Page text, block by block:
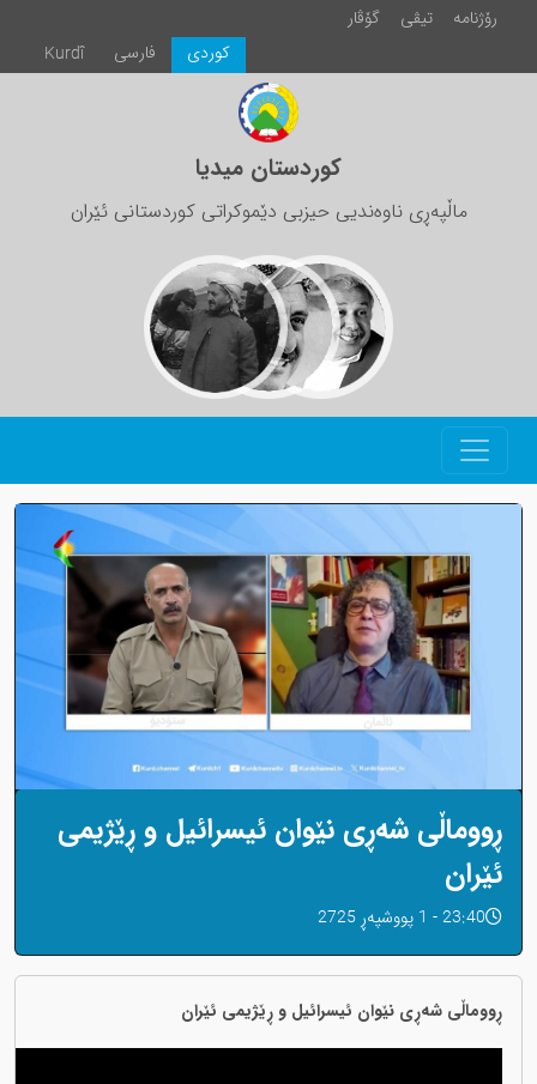
رۆژنامە تیڤی
گۆڤار
Kurdî
فارسی كوردی
کوردستان میدیا
ماڵپەڕی ناوەندیی حیزبی دێموکراتی کوردستانی ئێران
ڕووماڵی شەڕی نێوان ئیسرائیل و ڕێژیمی
ئێران
23:40 - 1 پووشپەڕ 2725
ڕووماڵی شەڕی نێوان ئیسرائیل و ڕێژیمی ئێران